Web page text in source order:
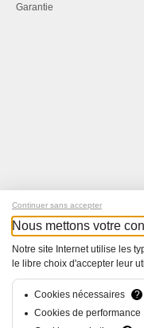
Garantie
Tous
Continuer sans accepter
Nous mettons votre
Notre site Internet utilise les
le libre choix d'accepter leur
Cookies nécessaires
?
Cookies de performance